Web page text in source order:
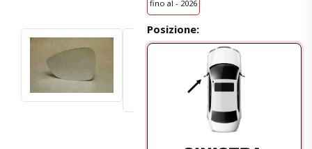
fino al - 2026
Posizione: